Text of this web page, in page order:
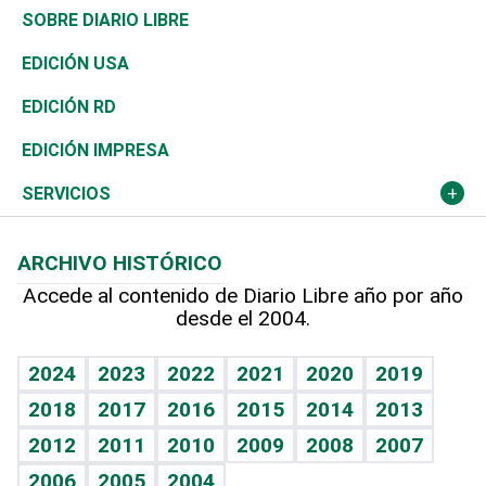
José Boquete
Reportajes
Asia
África
Ocenanía
Caribe
Resto del mundo
Consumo
Vivienda
Telecom.
Global y variable
Economía personal
Belleza
Buena Vida
Sociales
Novedades
Podcast Arte Libre
Hablando con el pediatra
Vida y familia
Eñe
Celebrando la vida
Golf
Ciclismo
Tenis
Olimpismo
Más deportes
Línea de hit
TBT Deportivo
De buena tinta
En Directo
El Espía
Noticiero Poteleche
Columnistas
Más firmas
Clima
Tecnología
Historia
Martes de tecnología
Cambio climático
Mundo
Economía
Revista
Deportes
Opinión
Hecho en casa
Guía del dinero
SOBRE DIARIO LIBRE
EDICIÓN USA
EDICIÓN RD
EDICIÓN IMPRESA
SERVICIOS
Cumpleaños
Horóscopos
Crucigramas
ARCHIVO HISTÓRICO
Accede al contenido de Diario Libre año por año
desde el 2004.
2024 2023 2022 2021 2020
2019
2018
2017 2016 2015 2014
2013
2012
2011 2010 2009 2008
2007